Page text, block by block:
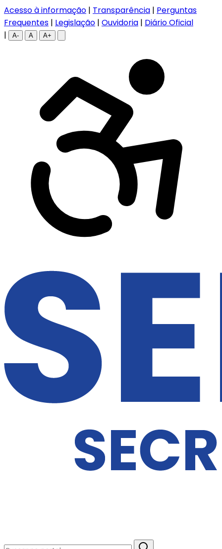
Acesso à informação | Transparência | Perguntas
Frequentes | Legislação | Ouvidoria | Diário Oficial
|
A- A A+